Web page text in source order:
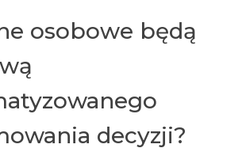
osobowe będą
decyzji?